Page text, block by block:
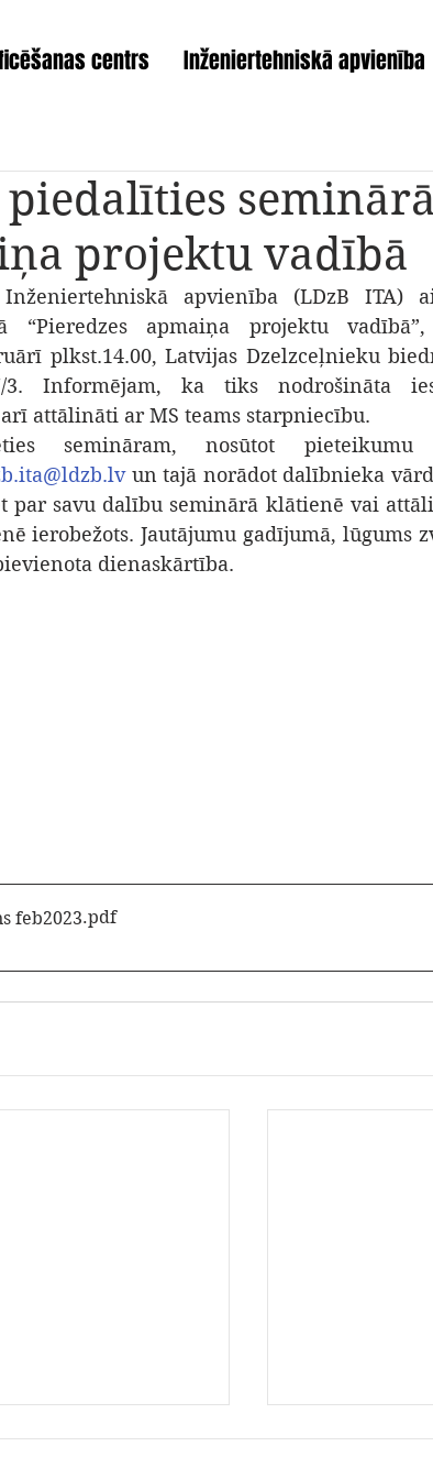
centrs Inženiertehniskā apvienība
seminārā
projektu vadībā
apvienība (LDzB ITA)
“Pieredzes apmaiņa projektu
plkst.14.00, Latvijas Dzelzceļnieku
Informējam, ka tiks nodrošināta
attālināti ar MS teams starpniecību.
semināram, nosūtot
un tajā norādot dalībnieka
par savu dalību seminārā klātienē vai
ierobežots. Jautājumu gadījumā, lūgums
dienaskārtība.
feb2023.pdf